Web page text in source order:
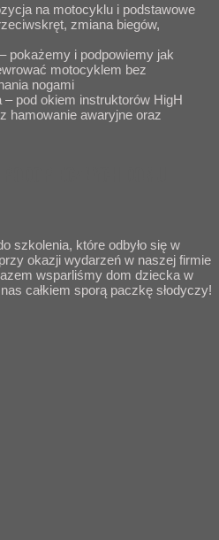
na motocyklu i podstawowe
zmiana biegów,
pokażemy i podpowiemy jak
motocyklem bez
nogami
pod okiem instruktorów HigH
hamowanie awaryjne oraz
szkolenia, które odbyło się w
okazji wydarzeń w naszej firmie
wsparliśmy dom dziecka w
całkiem sporą paczkę słodyczy!